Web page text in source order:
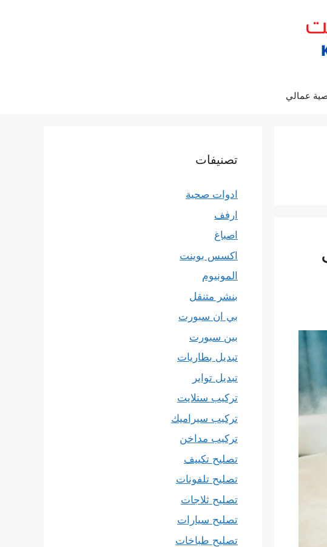
عمالي
تصنيفات
ادوات صحية
ارفف
اصباغ
اكسس بوينت
المونيوم
بنشر متنقل
بي ان سبورت
بين سبورت
تبديل بطاريات
تبديل تواير
تركيب ستلايت
تركيب سيراميك
تركيب مداخن
تصليح تكييف
تصليح تلفونات
تصليح ثلاجات
تصليح سيارات
تصليح طباخات